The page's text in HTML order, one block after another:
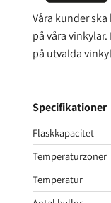
Våra kunder
på våra
på utvalda
Specifikationer
Flaskkapacitet
Temperaturzoner
Temperatur